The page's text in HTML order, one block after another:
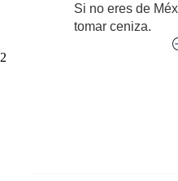
Si no eres de
tomar ceniza.
2